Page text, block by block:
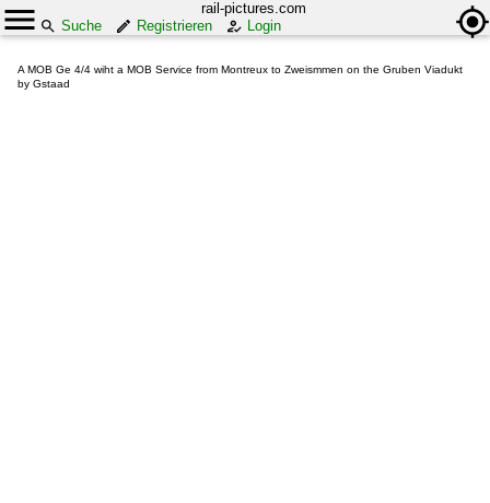
rail-pictures.com
Suche
Registrieren Login
A MOB Ge 4/4 wiht a MOB Service from Montreux to Zweismmen on the Gruben Viadukt
by Gstaad